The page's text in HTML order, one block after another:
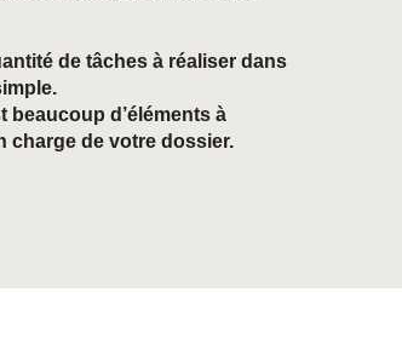
de tâches à réaliser dans
beaucoup d’éléments à
charge de votre dossier.